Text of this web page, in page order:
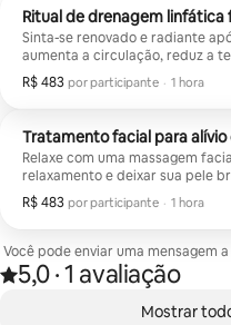
Ritual de drenagem linfática
Sinta-se renovado e radiante
aumenta a circulação, reduz a
Massagem facial de 1 hora com óleos
manual Aromaterapia Ambiente de estúdio calmo Atenção
viajantes que buscam relaxamento e
Tampa. #bem-estar
R$ 483 por participante
R$ 483 por participante
, · 1 hora
Tratamento facial para
Relaxe com uma massagem
relaxamento e deixar sua pele
R$ 483 por participante
R$ 483 por participante
, · 1 hora
Você pode enviar uma mensagem
Avaliado com 5,0 de 5 estrelas,
5,0
, ·1 avaliação
maravilhas para o seu corpo. Iris é o negócio real, se
você está em dúvida sobre
deixe-a acalmar sua mente e
sua cura, você não ficará
Mostrar